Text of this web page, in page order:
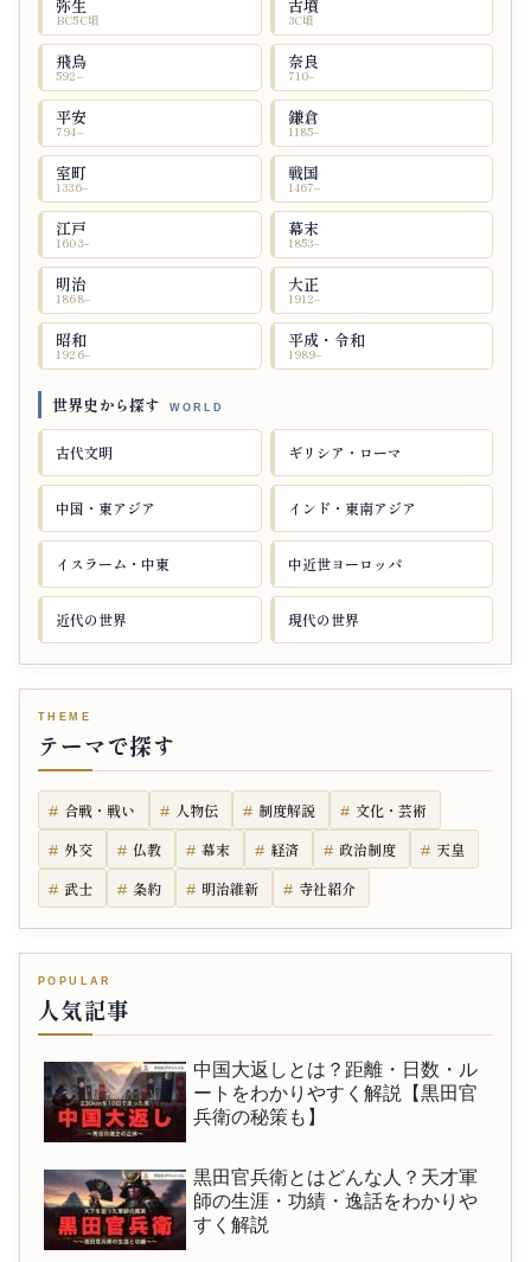
弥生
BC5C頃
古墳
3C頃
飛鳥
592–
奈良
710–
平安
794–
鎌倉
1185–
室町
1336–
戦国
1467–
江戸
1603–
幕末
1853–
明治
1868–
大正
1912–
昭和
1926–
平成・令和
1989–
世界史から探す
古代文明 ギリシア・ローマ
中国・東アジア インド・東南アジア
イスラーム・中東 中近世ヨーロッパ
近代の世界 現代の世界
テーマで探す
合戦・戦い 人物伝 制度解説
文化・芸術
外交
仏教 幕末 経済 政治制度
天皇
武士
条約 明治維新 寺社紹介
人気記事
中国大返しとは？距離・日数・ル
ートをわかりやすく解説【黒田官
兵衛の秘策も】
黒田官兵衛とはどんな人？天才軍
師の生涯・功績・逸話をわかりや
すく解説